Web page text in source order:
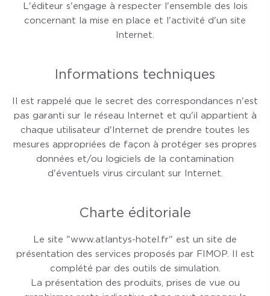
L'éditeur s'engage à respecter l'ensemble des lois
concernant la mise en place et l'activité d'un site
Internet.
Informations techniques
Il est rappelé que le secret des correspondances n'est
pas garanti sur le réseau Internet et qu'il appartient à
chaque utilisateur d'Internet de prendre toutes les
mesures appropriées de façon à protéger ses propres
données et/ou logiciels de la contamination
d'éventuels virus circulant sur Internet.
Charte éditoriale
Le site "www.atlantys-hotel.fr" est un site de
présentation des services proposés par FIMOP. Il est
complété par des outils de simulation.
La présentation des produits, prises de vue ou